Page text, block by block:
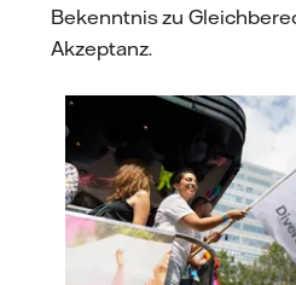
Bekenntnis zu
Akzeptanz.